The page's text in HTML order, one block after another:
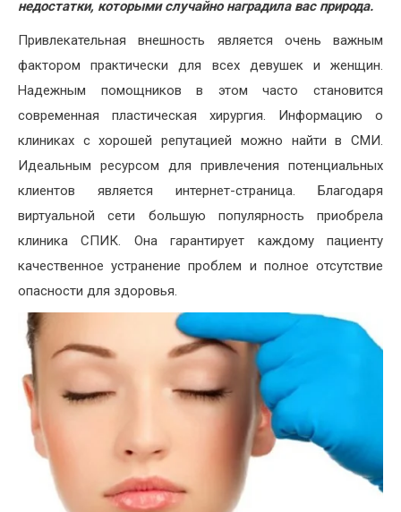
недостатки, которыми случайно наградила вас природа.
Привлекательная внешность является очень важным
фактором практически для всех девушек и женщин.
Надежным помощников в этом часто становится
современная пластическая хирургия. Информацию о
клиниках с хорошей репутацией можно найти в СМИ.
Идеальным ресурсом для привлечения потенциальных
клиентов является интернет-страница. Благодаря
виртуальной сети большую популярность приобрела
клиника СПИК. Она гарантирует каждому пациенту
качественное устранение проблем и полное отсутствие
опасности для здоровья.